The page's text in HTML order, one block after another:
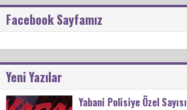
Facebook Sayfamız
Yeni Yazılar
Yabani Polisiye Özel Sayısı